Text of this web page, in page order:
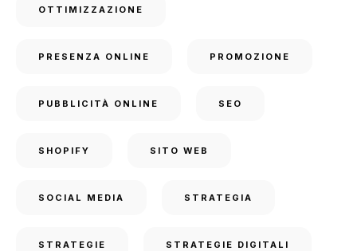
OTTIMIZZAZIONE
PRESENZA ONLINE PROMOZIONE
PUBBLICITÀ ONLINE SEO
SHOPIFY SITO WEB
SOCIAL MEDIA STRATEGIA
STRATEGIE STRATEGIE DIGITALI